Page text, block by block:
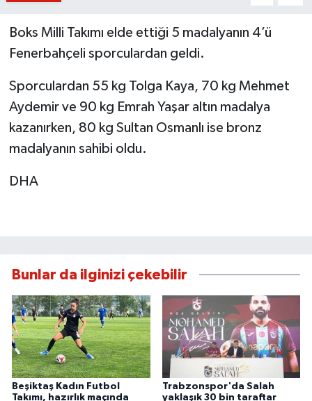
Boks Milli Takımı elde ettiği 5 madalyanın 4’ü
Fenerbahçeli sporculardan geldi.
Sporculardan 55 kg Tolga Kaya, 70 kg Mehmet
Aydemir ve 90 kg Emrah Yaşar altın madalya
kazanırken, 80 kg Sultan Osmanlı ise bronz
madalyanın sahibi oldu.
DHA
Bunlar da ilginizi çekebilir
Beşiktaş Kadın Futbol
Takımı, hazırlık maçında
Trabzonspor'da Salah
yaklaşık 30 bin taraftar